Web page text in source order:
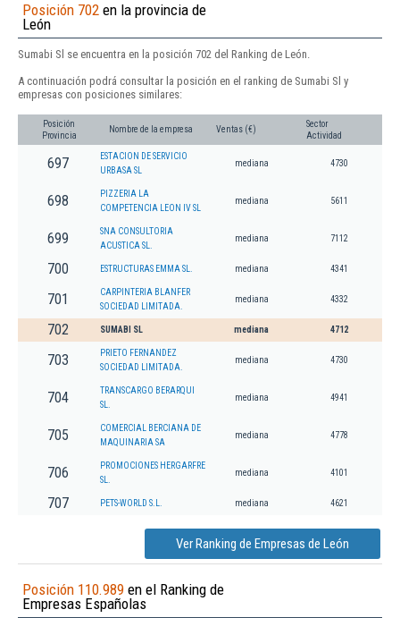
Posición 702 en la provincia de
León
Sumabi Sl se encuentra en la posición 702 del Ranking de León.
A continuación podrá consultar la posición en el ranking de Sumabi Sl y
empresas con posiciones similares:
Posición
Provincia
Nombre de la empresa Ventas (€)
Sector
Actividad
697
ESTACION DE SERVICIO
URBASA SL
mediana 4730
698
PIZZERIA LA
COMPETENCIA LEON IV SL
mediana 5611
699
SNA CONSULTORIA
ACUSTICA SL.
mediana 7112
700 ESTRUCTURAS EMMA SL. mediana 4341
701
CARPINTERIA BLANFER
SOCIEDAD LIMITADA.
mediana 4332
702 SUMABI SL mediana 4712
703
PRIETO FERNANDEZ
SOCIEDAD LIMITADA.
mediana 4730
704
TRANSCARGO BERARQUI
SL.
mediana 4941
705
COMERCIAL BERCIANA DE
MAQUINARIA SA
mediana 4778
706
PROMOCIONES HERGARFRE
SL.
mediana 4101
707 PETS-WORLD S.L. mediana 4621
Ver Ranking de Empresas de León
Posición 110.989 en el Ranking de
Empresas Españolas